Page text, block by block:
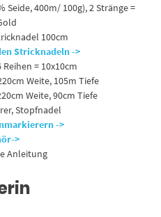
Seide, 400m/ 100g), 2 Stränge =
100cm
Stricknadeln ->
Reihen = 10x10cm
Weite, 105m Tiefe
Weite, 90cm Tiefe
Stopfnadel
->
>
Anleitung